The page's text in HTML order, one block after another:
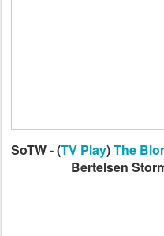
SoTW - (TV Play)The
Bertelsen